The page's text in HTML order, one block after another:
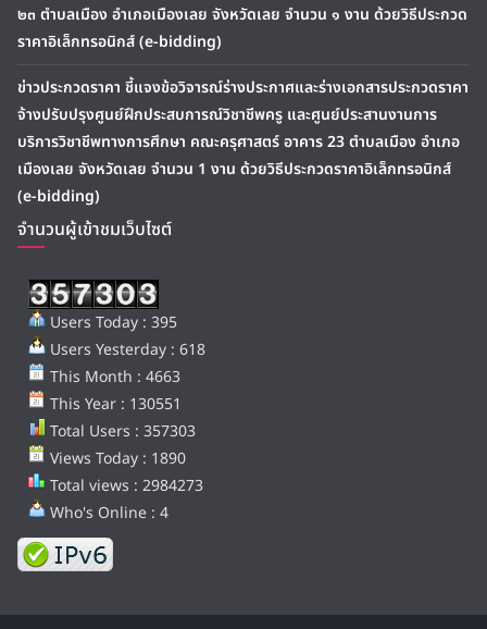
๒๓ ตำบลเมือง อำเภอเมืองเลย จังหวัดเลย จำนวน ๑ งาน ด้วยวิธีประกวด
ราคาอิเล็กทรอนิกส์ (e-bidding)
ข่าวประกวดราคา ชี้แจงข้อวิจารณ์ร่างประกาศและร่างเอกสารประกวดราคา
จ้างปรับปรุงศูนย์ฝึกประสบการณ์วิชาชีพครู และศูนย์ประสานงานการ
บริการวิชาชีพทางการศึกษา คณะครุศาสตร์ อาคาร 23 ตำบลเมือง อำเภอ
เมืองเลย จังหวัดเลย จำนวน 1 งาน ด้วยวิธีประกวดราคาอิเล็กทรอนิกส์
(e-bidding)
จำนวนผู้เข้าชมเว็บไซต์
Users Today : 395
Users Yesterday : 618
This Month : 4663
This Year : 130551
Total Users : 357303
Views Today : 1890
Total views : 2984273
Who's Online : 4